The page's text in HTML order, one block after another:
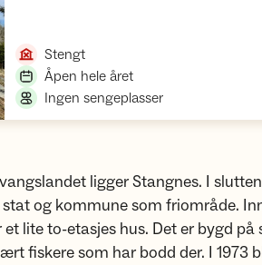
Stengt,
Åpen hele året,
Ingen sengeplasser,
ligger Stangnes. I
og kommune som friområde.
lite to-etasjes hus. Det er bygd på
fiskere som har bodd der. I 1973